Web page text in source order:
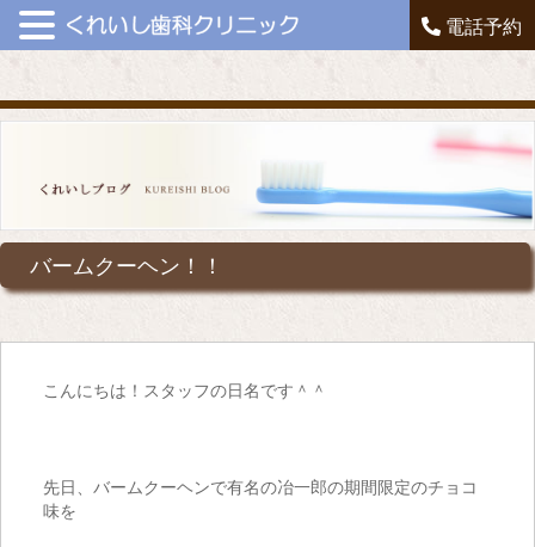
電話予約
バームクーヘン！！
こんにちは！スタッフの日名です＾＾
先日、バームクーヘンで有名の冶一郎の期間限定のチョコ
味を